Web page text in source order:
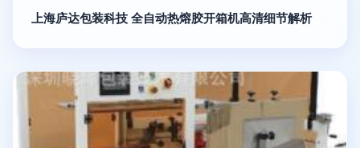
上海庐达包装科技 全自动热熔胶开箱机高清细节解析